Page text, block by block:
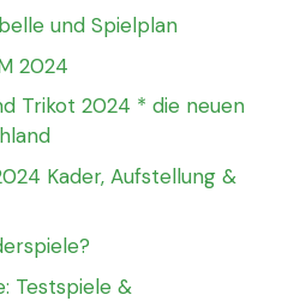
und Spielplan
2024
Trikot 2024 * die neuen
Kader, Aufstellung &
Testspiele &